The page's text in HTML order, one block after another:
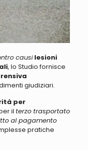
causi lesioni
, lo Studio fornisce
giudiziari.
per
il terzo trasportato
al pagamento
pratiche